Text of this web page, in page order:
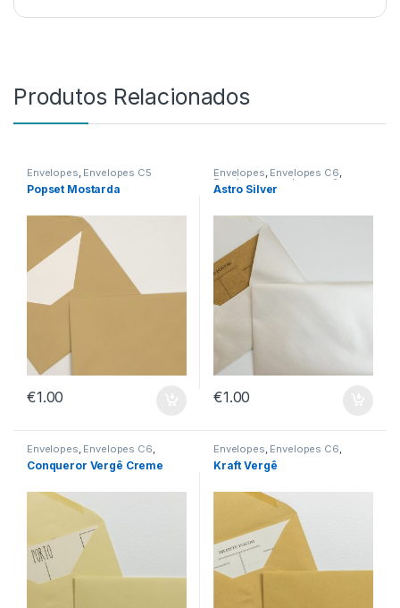
Produtos Relacionados
Envelopes, Envelopes C5
Popset Mostarda
€1.00
Envelopes, Envelopes C6,
Envelopes sem Impressão
Astro Silver
€1.00
Envelopes, Envelopes C6,
Envelopes sem Impressão
Conqueror Vergê Creme
Envelopes, Envelopes C6,
Envelopes sem Impressão
Kraft Vergê